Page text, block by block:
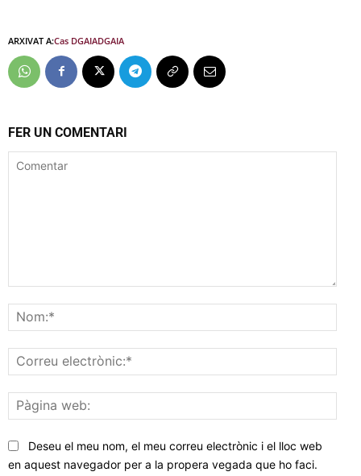
ARXIVAT A:Cas DGAIADGAIA
FER UN COMENTARI
web:
Deseu el meu nom, el meu correu electrònic i el lloc web
en aquest navegador per a la propera vegada que ho faci.